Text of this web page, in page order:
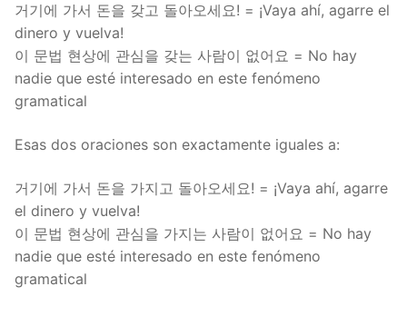
거기에 가서 돈을 갖고 돌아오세요! = ¡Vaya ahí, agarre el
dinero y vuelva!
이 문법 현상에 관심을 갖는 사람이 없어요 = No hay
nadie que esté interesado en este fenómeno
gramatical
Esas dos oraciones son exactamente iguales a:
거기에 가서 돈을 가지고 돌아오세요! = ¡Vaya ahí, agarre
el dinero y vuelva!
이 문법 현상에 관심을 가지는 사람이 없어요 = No hay
nadie que esté interesado en este fenómeno
gramatical